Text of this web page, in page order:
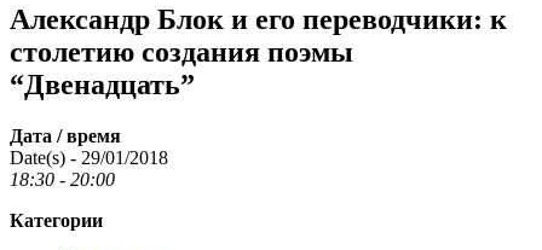
Александр Блок и его переводчики: к
столетию создания поэмы
“Двенадцать”
Дата / время
Date(s) - 29/01/2018
18:30 - 20:00
Категории